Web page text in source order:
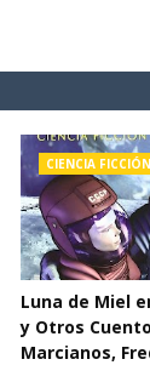
CIENCIA FICCIÓN
Luna de Miel
y Otros
Marcianos,